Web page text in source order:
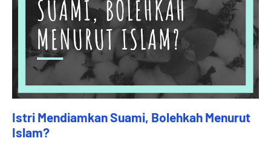
Istri Mendiamkan Suami, Bolehkah Menurut
Islam?